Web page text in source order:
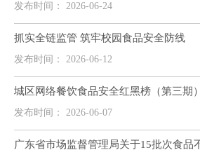
发布时间： 2026-06-24
抓实全链监管 筑牢校园食品安全防线
发布时间： 2026-06-12
城区网络餐饮食品安全红黑榜（第三期）
发布时间： 2026-06-07
广东省市场监督管理局关于15批次食品